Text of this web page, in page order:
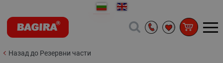
Назад до Резервни части